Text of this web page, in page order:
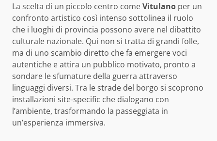
La scelta di un piccolo centro comeVitulano per un
confronto artistico così intenso sottolinea il ruolo
che i luoghi di provincia possono avere nel dibattito
culturale nazionale. Qui non si tratta di grandi folle,
ma di uno scambio diretto che fa emergere voci
autentiche e attira un pubblico motivato, pronto a
sondare le sfumature della guerra attraverso
linguaggi diversi. Tra le strade del borgo si scoprono
installazioni site-specific che dialogano con
l’ambiente, trasformando la passeggiata in
un’esperienza immersiva.